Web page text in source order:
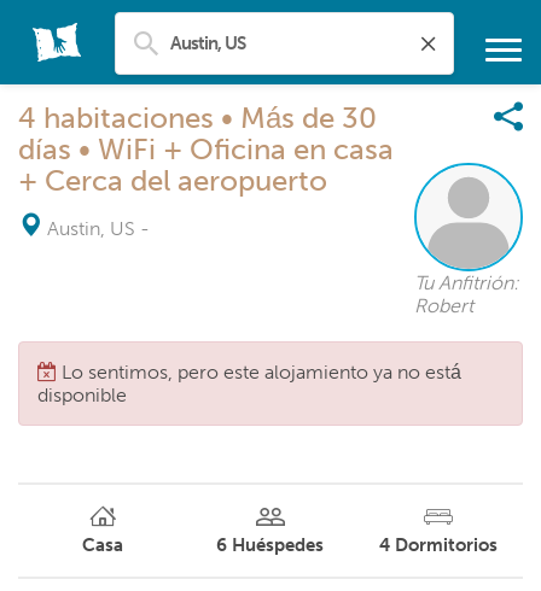
4 habitaciones • Más de 30
días • WiFi + Oficina en casa
+ Cerca del aeropuerto
Austin, US -
Tu Anfitrión:
Robert
Lo sentimos, pero este alojamiento ya no está
disponible
Casa 6 Huéspedes 4 Dormitorios